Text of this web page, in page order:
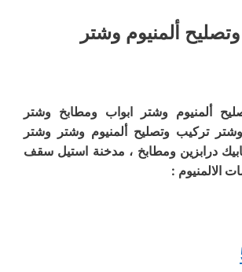
ألمنيوم وشتر
ألمنيوم وشتر ابواب ومطابخ وشتر
تركيب وتصليح ألمنيوم وشتر وشتر
درابزين ومطابخ ، مدخنة استيل سقف
الالمنيوم :